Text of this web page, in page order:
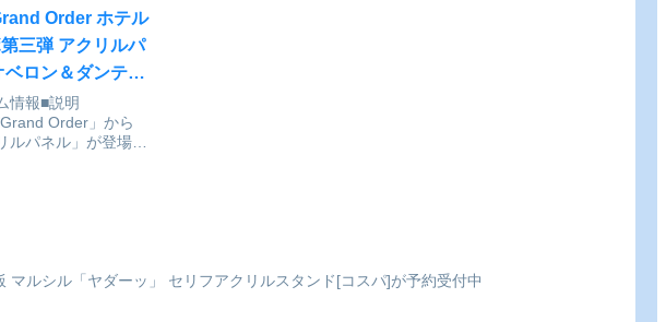
Order ホテル
三弾 アクリルパ
ベロン＆ダンテ・
ーリ[SO-ZO]が
付開始
情報■説明
Grand Order」から
ルパネル」が登場で
マルシル「ヤダーッ」 セリフアクリルスタンド[コスパ]が予約受付中